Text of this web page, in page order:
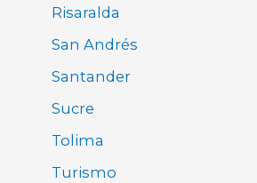
Risaralda
San Andrés
Santander
Sucre
Tolima
Turismo